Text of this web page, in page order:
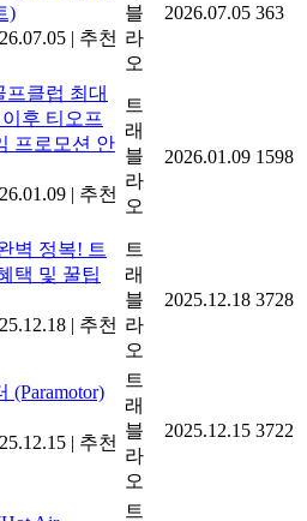
)
| 추천
블
라
오
2026.07.05 363
클럽 최대
후 티오프
프로모션 안
| 추천
트
래
블
라
오
2026.01.09 1598
벽 정복! 트
택 및 꿀팁
| 추천
트
래
블
라
오
2025.12.18 3728
(Paramotor)
| 추천
트
래
블
라
오
2025.12.15 3722
트